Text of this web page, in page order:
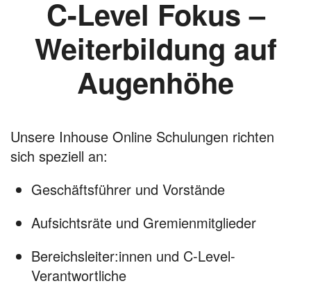
C-Level Fokus –
Weiterbildung auf
Augenhöhe
Unsere Inhouse Online Schulungen richten
sich speziell an:
Geschäftsführer und Vorstände
Aufsichtsräte und Gremienmitglieder
Bereichsleiter:innen und C-Level-
Verantwortliche